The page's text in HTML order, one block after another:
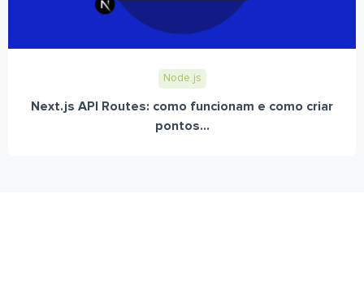
Node.js
Next.js API Routes: como funcionam e como criar
pontos...